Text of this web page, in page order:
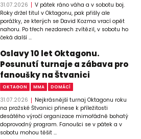
31.07.2026
V pátek ráno váha a v sobotu boj.
Roky držel titul v Oktagonu, pak přišly ale
porážky, ze kterých se David Kozma vrací opět
nahoru. Po třech nezdarech zvítězil, v sobotu ho
čeká další ...
Oslavy 10 let Oktagonu.
Posunutí turnaje a zábava pro
fanoušky na Štvanici
OKTAGON MMA DOMÁCÍ
31.07.2026
Nejkrásnější turnaj Oktagonu roku
na pražské Štvanici přinese k příležitosti
desátého výročí organizace mimořádně bohatý
doprovodný program. Fanoušci se v pátek a v
sobotu mohou těšit ...